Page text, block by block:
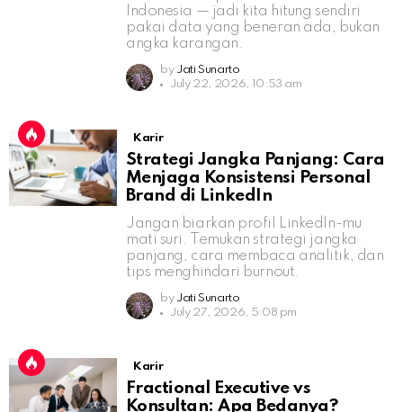
Indonesia — jadi kita hitung sendiri
pakai data yang beneran ada, bukan
angka karangan.
by Jati Sunarto
July 22, 2026, 10:53 am
Karir
Strategi Jangka Panjang: Cara
Menjaga Konsistensi Personal
Brand di LinkedIn
Jangan biarkan profil LinkedIn-mu
mati suri. Temukan strategi jangka
panjang, cara membaca analitik, dan
tips menghindari burnout.
by Jati Sunarto
July 27, 2026, 5:08 pm
Karir
Fractional Executive vs
Konsultan: Apa Bedanya?